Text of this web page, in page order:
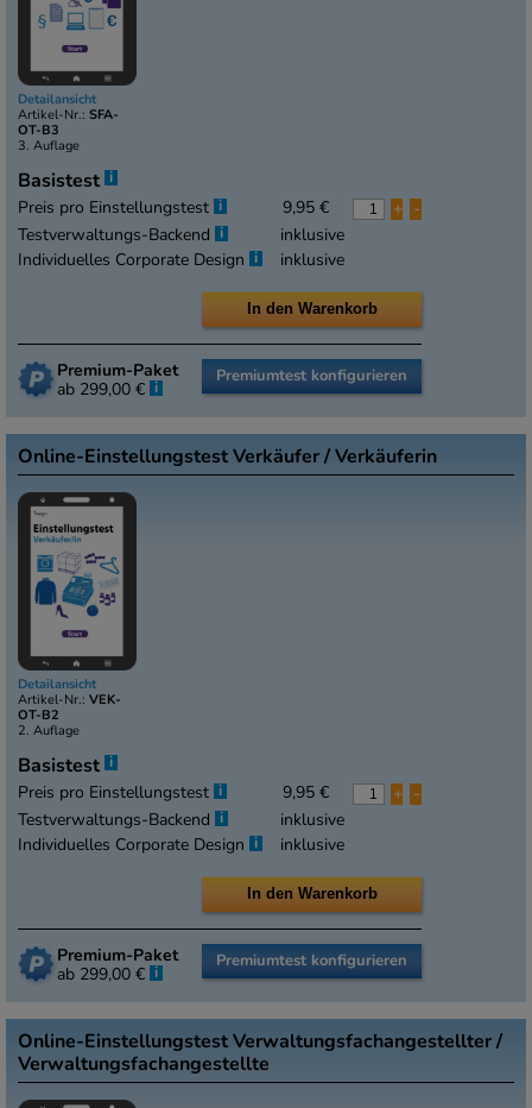
Detailansicht
Artikel-Nr.: SFA-
OT-B3
3. Auflage
Basistest i
Preis pro Einstellungstest i 9,95 € + -
Testverwaltungs-Backend i
inklusive
Individuelles Corporate Design i inklusive
Premium-Paket
ab 299,00 € i
Premiumtest konfigurieren
Online-Einstellungstest Verkäufer / Verkäuferin
Detailansicht
Artikel-Nr.: VEK-
OT-B2
2. Auflage
Basistest i
Preis pro Einstellungstest i 9,95 € + -
Testverwaltungs-Backend i
inklusive
Individuelles Corporate Design i inklusive
Premium-Paket
ab 299,00 € i
Premiumtest konfigurieren
Online-Einstellungstest Verwaltungsfachangestellter /
Verwaltungsfachangestellte